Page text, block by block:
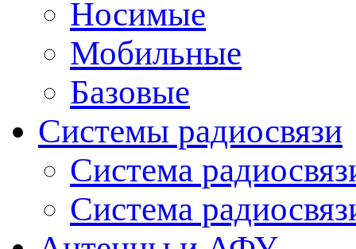
Носимые
Мобильные
Базовые
Системы радиосвязи
Система
Система